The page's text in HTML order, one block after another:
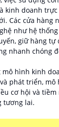
kinh doanh
Các cửa hàng
như hệ
giữ hàng tự
nhanh chóng
hình kinh
phát triển, mô
cơ hội và
tương lai.